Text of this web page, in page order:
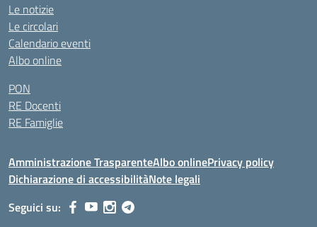
Le notizie
Le circolari
Calendario eventi
Albo online
PON
RE Docenti
RE Famiglie
Amministrazione TrasparenteAlbo onlinePrivacy policy
Dichiarazione di accessibilitàNote legali
Seguici su: